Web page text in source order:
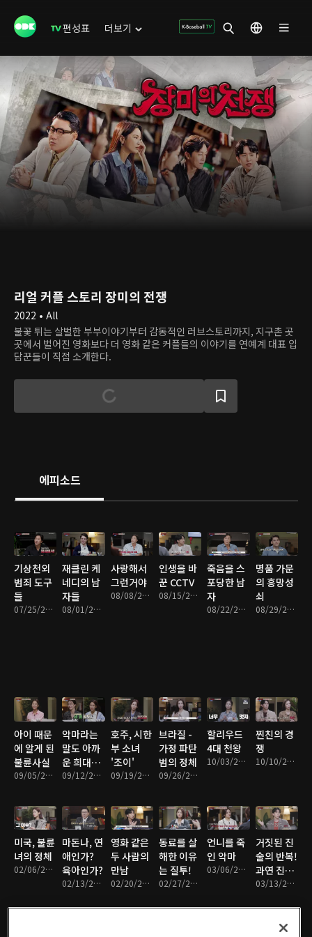
편성표 더보기
리얼 커플 스토리 장미의 전쟁
2022 • All
불꽃 튀는 살벌한 부부이야기부터 감동적인 러브스토리까지, 지구촌 곳
곳에서 벌어진 영화보다 더 영화 같은 커플들의 이야기를 연예계 대표 입
담꾼들이 직접 소개한다.
에피소드
기상천외
범죄 도구
들
07/25/2022 • 1시간 18분
재클린 케
네디의 남
자들
08/01/2022 • 1시간 18분
사랑해서
그런거야
08/08/2022 • 1시간 16분
인생을 바
꾼 CCTV
08/15/2022 • 1시간 17분
죽음을 스
포당한 남
자
08/22/2022 • 1시간 18분
명품 가문
의 흥망성
쇠
08/29/2022 • 1시간 18분
아이 때문
에 알게 된
불륜사실
09/05/2022 • 1시간 16분
악마라는
말도 아까
운 희대의
살인마 커
09/12/2022 • 1시간 17분
호주, 시한
부 소녀
'조이'
09/19/2022 • 1시간 17분
브라질 -
가정 파탄
범의 정체
09/26/2022 • 1시간 19분
할리우드
4대 천왕
10/03/2022 • 1시간 16분
찐친의 경
쟁
10/10/2022 • 1시간 13분
미국, 불륜
녀의 정체
02/06/2023 • 1시간 19분
마돈나, 연
애인가?
육아인가?
02/13/2023 • 1시간 16분
영화 같은
두 사람의
만남
02/20/2023 • 1시간 15분
동료를 살
해한 이유
는 질투!
02/27/2023 • 1시간 14분
언니를 죽
인 악마
03/06/2023 • 1시간 15분
거짓된 진
술의 반복!
과연 진실
은?
03/13/2023 • 1시간 15분